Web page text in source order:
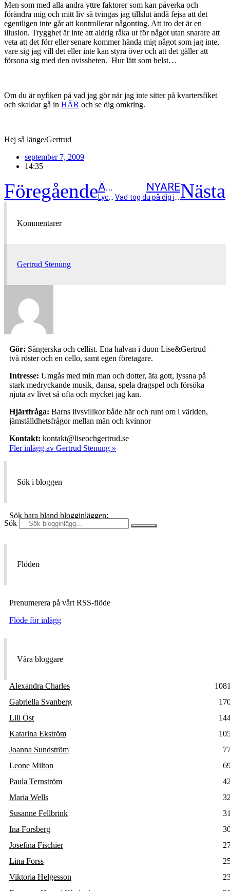
Men som med alla andra yttre faktorer som kan påverka och
förändra mig och mitt liv så tvingas jag tillslut ändå fejsa att det
egentligen inte går att kontrollerar någonting. Att tro det är en
illusion. Trygghet är inte att aldrig råka ut för något utan snarare att
veta att det förr eller senare kommer hända mig något som jag inte,
vare sig jag vill det eller inte kan styra över och att det gäller att
försona sig med den ovissheten. Hur lätt som helst…
Om du är nyfiken på vad jag gör när jag inte sitter på kvartersfiket
och skaldar gå in HÄR och se dig omkring.
Hej så länge/Gertrud
september 7, 2009
14:35
Föregående ÄLDRE NYARENästa
Kommentarer
Gertrud Stenung
Gör: Sångerska och cellist. Ena halvan i duon Lise&Gertrud –
två röster och en cello, samt egen företagare.
Intresse: Umgås med min man och dotter, äta gott, lyssna på
stark medryckande musik, dansa, spela dragspel och försöka
njuta av livet så ofta och mycket jag kan.
Hjärtfråga: Barns livsvillkor både här och runt om i världen,
jämställdhetsfrågor mellan män och kvinnor
Kontakt: kontakt@liseochgertrud.se
Fler inlägg av Gertrud Stenung »
Sök i bloggen
Sök bara bland blogginläggen:
Sök
Flöden
Prenumerera på vårt RSS-flöde
Flöde för inlägg
Våra bloggare
Alexandra Charles
Gabriella Svanberg
Lili Öst
Katarina Ekström
Joanna Sundström
Leone Milton
Paula Ternström
Maria Wells
Susanne Fellbrink
Ina Forsberg
Josefina Fischier
Lina Forss
Viktoria Helgesson